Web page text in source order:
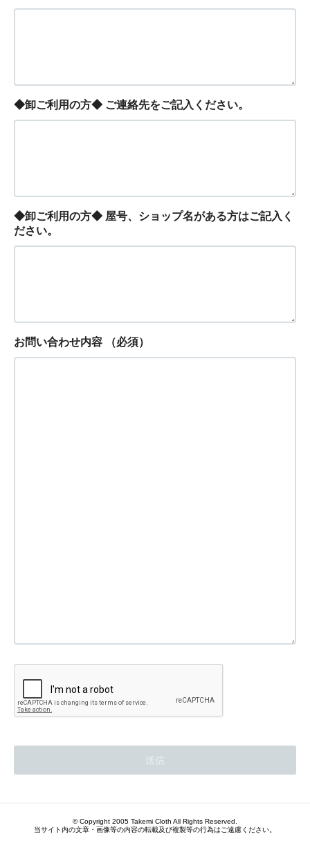
◆卸ご利用の方◆ ご連絡先をご記入ください。
◆卸ご利用の方◆ 屋号、ショップ名がある方はご記入く
ださい。
お問い合わせ内容 （必須）
© Copyright 2005 Takemi Cloth All Rights Reserved.
当サイト内の文章・画像等の内容の転載及び複製等の行為はご遠慮ください。